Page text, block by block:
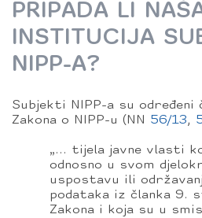
PRIPADA LI
INSTITUCIJA
NIPP-A?
Subjekti NIPP-a su određeni
Zakona o NIPP-u (NN 56/13,
„... tijela javne vlasti
odnosno u svom
uspostavu ili
podataka iz članka 9.
Zakona i koja su u